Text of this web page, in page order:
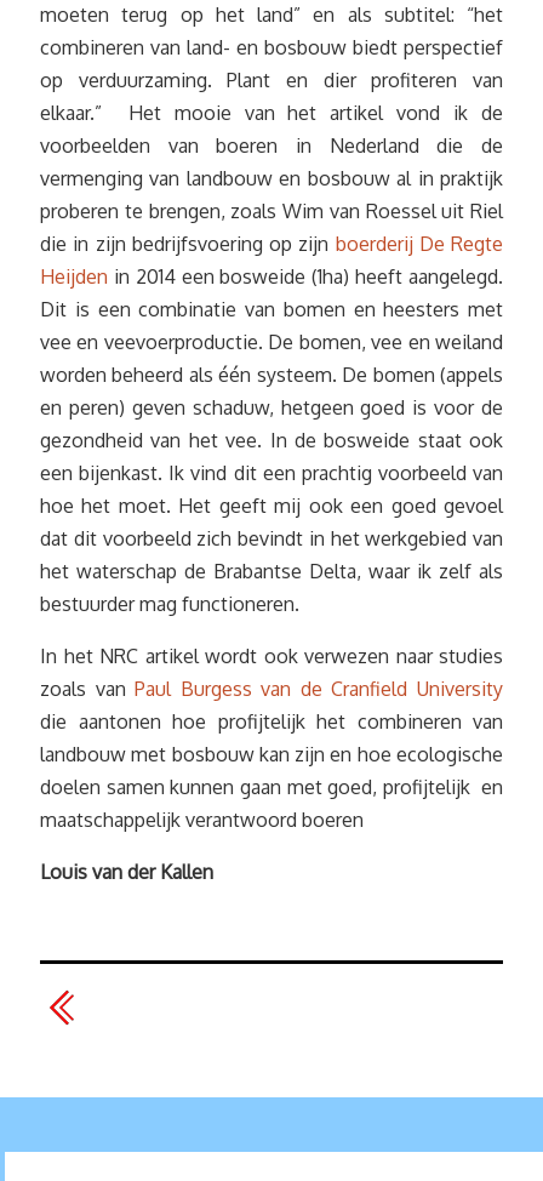
moeten terug op het land” en als subtitel: “het
combineren van land- en bosbouw biedt perspectief
op verduurzaming. Plant en dier profiteren van
elkaar.” Het mooie van het artikel vond ik de
voorbeelden van boeren in Nederland die de
vermenging van landbouw en bosbouw al in praktijk
proberen te brengen, zoals Wim van Roessel uit Riel
die in zijn bedrijfsvoering op zijn boerderij De Regte
Heijden in 2014 een bosweide (1ha) heeft aangelegd.
Dit is een combinatie van bomen en heesters met
vee en veevoerproductie. De bomen, vee en weiland
worden beheerd als één systeem. De bomen (appels
en peren) geven schaduw, hetgeen goed is voor de
gezondheid van het vee. In de bosweide staat ook
een bijenkast. Ik vind dit een prachtig voorbeeld van
hoe het moet. Het geeft mij ook een goed gevoel
dat dit voorbeeld zich bevindt in het werkgebied van
het waterschap de Brabantse Delta, waar ik zelf als
bestuurder mag functioneren.
In het NRC artikel wordt ook verwezen naar studies
zoals vanPaul Burgess van de Cranfield University
die aantonen hoe profijtelijk het combineren van
landbouw met bosbouw kan zijn en hoe ecologische
doelen samen kunnen gaan met goed, profijtelijk en
maatschappelijk verantwoord boeren
Louis van der Kallen